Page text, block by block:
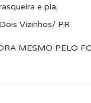
e pia;
Vizinhos/ PR
MESMO PELO